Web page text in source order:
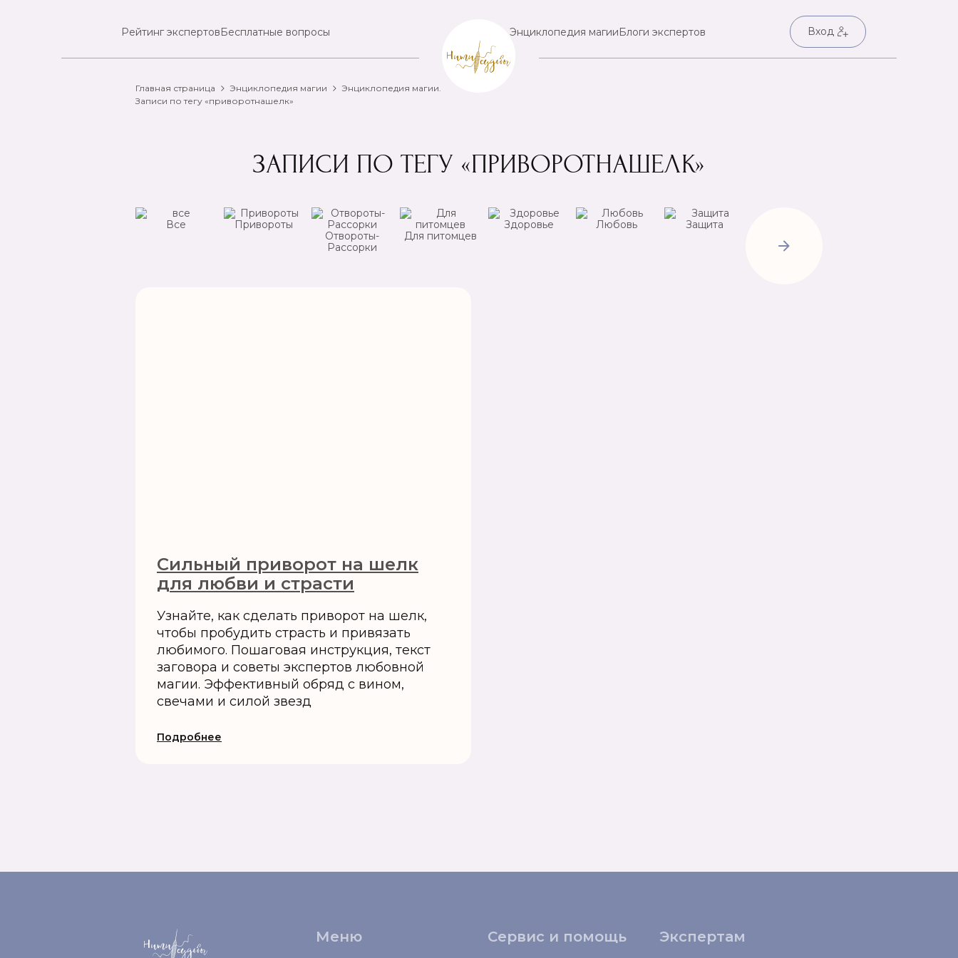
Рейтинг экспертовБесплатные вопросы Энциклопедия магииБлоги экспертов Вход
Главная страница Энциклопедия магии
Энциклопедия магии.
Записи по тегу «приворотнашелк»
ЗАПИСИ ПО ТЕГУ «ПРИВОРОТНАШЕЛК»
Все
Привороты
Отвороты-
Рассорки
Для питомцев
Здоровье Любовь Защита
Сильный приворот на шелк
для любви и страсти
Узнайте, как сделать приворот на шелк,
чтобы пробудить страсть и привязать
любимого. Пошаговая инструкция, текст
заговора и советы экспертов любовной
магии. Эффективный обряд с вином,
свечами и силой звезд
Подробнее
Меню Сервис и помощь Экспертам